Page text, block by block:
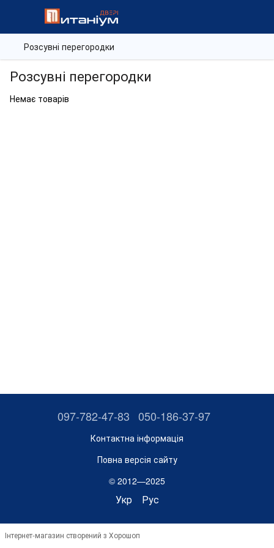
Розсувні перегородки
Розсувні перегородки
Немає товарів
097-782-47-83 050-186-37-97
Контактна інформація
Повна версія сайту
© 2012—2025
Укр Рус
Інтернет-магазин створений з Хорошоп